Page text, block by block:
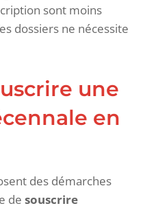
sont moins
dossiers ne nécessite
une
en
des démarches
de souscrire